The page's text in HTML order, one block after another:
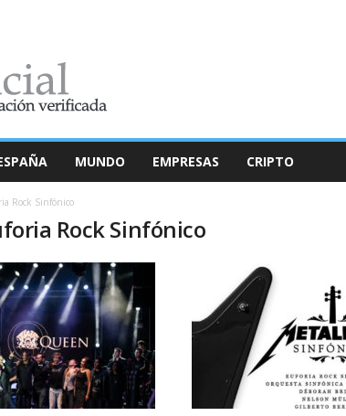
MUNDO EMPRESAS CRIPTO
Rock Sinfónico
Rock Sinfónico